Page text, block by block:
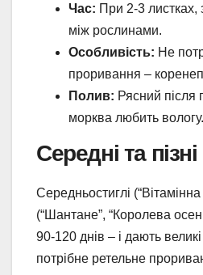
Час: При 2-3
між рослинами.
Особливість: Не
проривання –
Полив: Рясний після
морква любить вологу.
Середні та
Середньостиглі (“Вітамінна
(“Шантане”, “Королева
90-120 днів – і дають
потрібне ретельне